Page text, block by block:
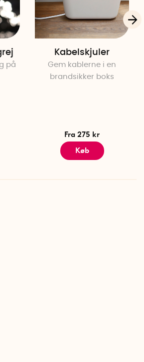
på
Kabelskjuler
Gem kablerne i en
brandsikker boks
Fra 275 kr
Køb